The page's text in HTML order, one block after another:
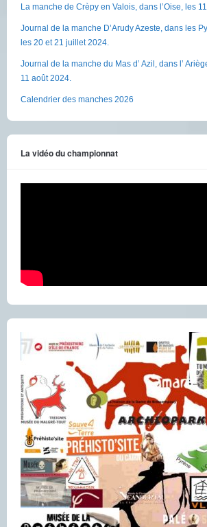
La manche de Crèpy en Valois, dans l’Oise, les
Journal de la manche D’Arudy Azeste, dans les
les 20 et 21 juillet 2024.
Journal de la manche du Mas d’ Azil, dans l’
11 août 2024.
Calendrier des manches 2026
La vidéo du championnat